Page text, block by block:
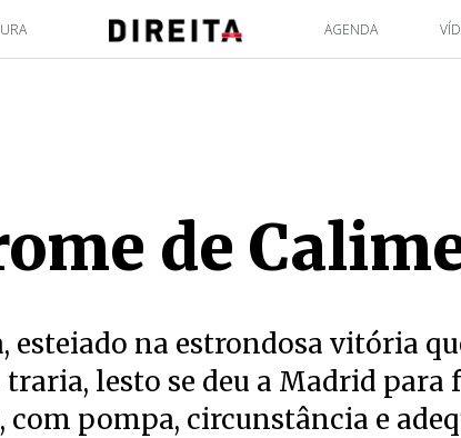
AGENDA
de
esteiado na estrondosa vitória
lesto se deu a Madrid para
pompa, circunstância e